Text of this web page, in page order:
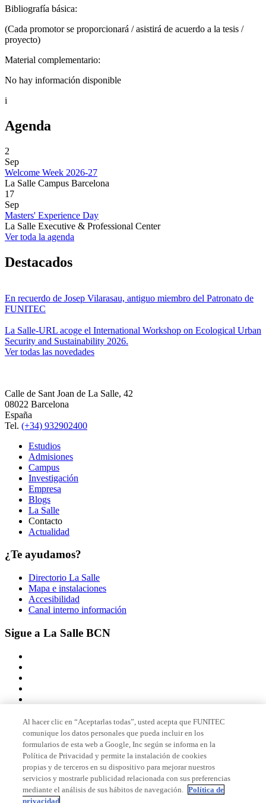
Bibliografía básica:
(Cada promotor se proporcionará / asistirá de acuerdo a la tesis /
proyecto)
Material complementario:
No hay información disponible
i
Agenda
2
Sep
Welcome Week 2026-27
La Salle Campus Barcelona
17
Sep
Masters' Experience Day
La Salle Executive & Professional Center
Ver toda la agenda
Destacados
En recuerdo de Josep Vilarasau, antiguo miembro del Patronato de
FUNITEC
La Salle-URL acoge el International Workshop on Ecological Urban
Security and Sustainability 2026.
Ver todas las novedades
Calle de Sant Joan de La Salle, 42
08022 Barcelona
España
Tel. (+34) 932902400
Estudios
Admisiones
Campus
Investigación
Empresa
Blogs
La Salle
Contacto
Actualidad
¿Te ayudamos?
Directorio La Salle
Mapa e instalaciones
Accesibilidad
Canal interno información
Sigue a La Salle BCN
Miembro de
Acreditaciones
Al hacer clic en “Aceptarlas todas”, usted acepta que FUNITEC
comunique los datos personales que pueda incluir en los
formularios de esta web a Google, Inc según se informa en la
Política de Privacidad y permite la instalación de cookies
propias y de terceros en su dispositivo para mejorar nuestros
servicios y mostrarle publicidad relacionada con sus preferencias
mediante el análisis de sus hábitos de navegación. Política de
privacidad